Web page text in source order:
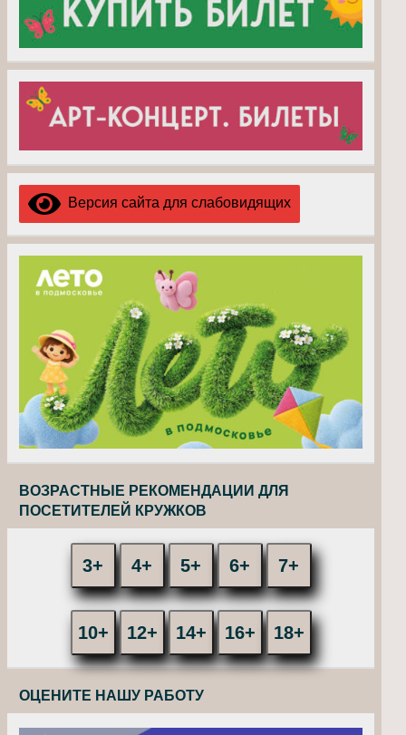
Версия сайта для слабовидящих
ВОЗРАСТНЫЕ РЕКОМЕНДАЦИИ ДЛЯ
ПОСЕТИТЕЛЕЙ КРУЖКОВ
3+ 4+ 5+ 6+ 7+
10+ 12+ 14+ 16+ 18+
ОЦЕНИТЕ НАШУ РАБОТУ